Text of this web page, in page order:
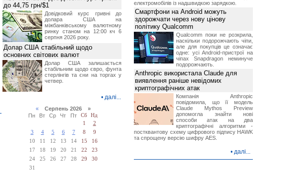
до 44,75 грн/$1
Довідковий курс гривні до
долара США на
міжбанківському валютному
ринку станом на 12:00 кч 6
серпня 2026 року.
Долар США стабільний щодо
основних світових валют
Долар США залишається
стабільним щодо євро, фунта
стерлінгів та єни на торгах у
четвер.
• далі...
«Серпень 2026 »
Пн
Вт Ср Чт Пт Сб
Нд
1
2
3
4 5 6 7 8
9
10
11 12 13 14 15
16
17
18 19 20 21 22
23
24
25 26 27 28 29
30
31
електромобілів із надшвидкою зарядкою.
Смартфони на Android можуть
здорожчати через нову цінову
політику Qualcomm
Qualcomm поки не розкрила,
наскільки подорожчають чіпи,
але для покупців це означає
одне: усі Android-пристрої на
чіпах Snapdragon неминуче
подорожчають.
Anthropic використала Claude для
виявлення раніше невідомих
криптографічних атак
Компанія Anthropic
повідомила, що її модель
Claude Mythos Preview
допомогла знайти нові
способи атак на два
криптографічні алгоритми -
постквантову схему цифрового підпису HAWK
та спрощену версію шифру AES.
• далі...